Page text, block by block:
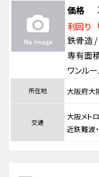
価格
利回り
鉄骨造
専有面
ワンル
所在地 大阪府大
交通
大阪メト
近鉄難波